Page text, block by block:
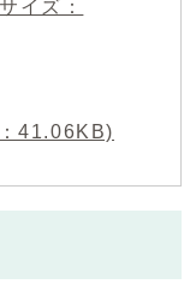
イズ：
41.06KB)